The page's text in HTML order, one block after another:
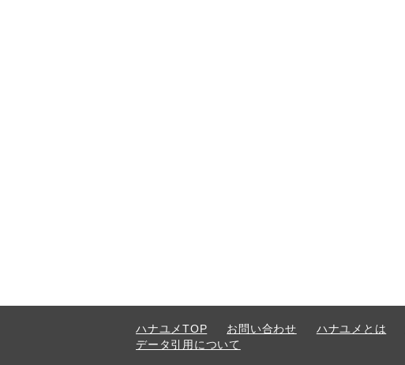
ハナユメTOP お問い合わせ ハナユメとは
データ引用について